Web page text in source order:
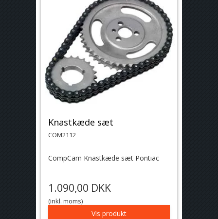
Knastkæde sæt
COM2112
CompCam Knastkæde sæt Pontiac
1.090,00 DKK
(inkl. moms)
Vis produkt